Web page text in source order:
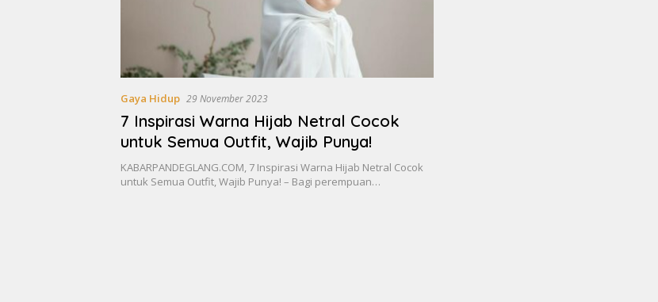
Gaya Hidup 29 November 2023
7 Inspirasi Warna Hijab Netral Cocok
untuk Semua Outfit, Wajib Punya!
KABARPANDEGLANG.COM, 7 Inspirasi Warna Hijab Netral Cocok
untuk Semua Outfit, Wajib Punya! – Bagi perempuan…